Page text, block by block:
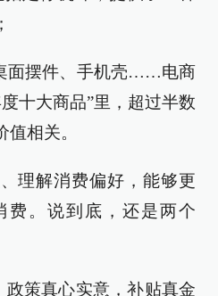
面摆件、手机壳……电商
十大商品”里，超过半数
相关。
理解消费偏好，能够更
费。说到底，还是两个
政策真心实意，补贴真金